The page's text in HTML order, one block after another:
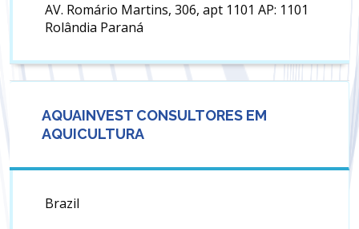
AV. Romário Martins, 306, apt 1101 AP: 1101
Rolândia Paraná
AQUAINVEST CONSULTORES EM
AQUICULTURA
Brazil